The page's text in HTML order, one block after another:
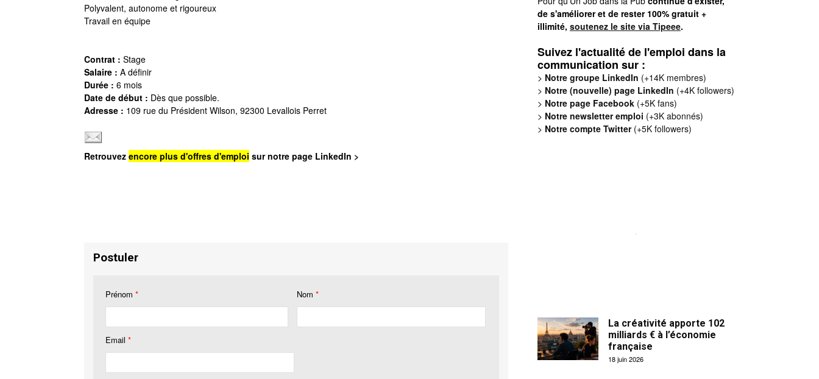
Polyvalent, autonome et rigoureux
Travail en équipe
Contrat : Stage
Salaire : A définir
Durée : 6 mois
Date de début : Dès que possible.
Adresse : 109 rue du Président Wilson, 92300 Levallois Perret
Retrouvez encore plus d'offres d'emploi sur notre page LinkedIn >
Postuler
Prénom * Nom *
Email *
de s'améliorer et de rester 100% gratuit +
illimité, soutenez le site via Tipeee.
Suivez l'actualité de l'emploi dans la
communication sur :
> Notre groupe LinkedIn (+14K membres)
> Notre (nouvelle) page LinkedIn (+4K followers)
> Notre page Facebook (+5K fans)
> Notre newsletter emploi (+3K abonnés)
> Notre compte Twitter(+5K followers)
La créativité apporte 102
milliards € à l’économie
française
18 juin 2026